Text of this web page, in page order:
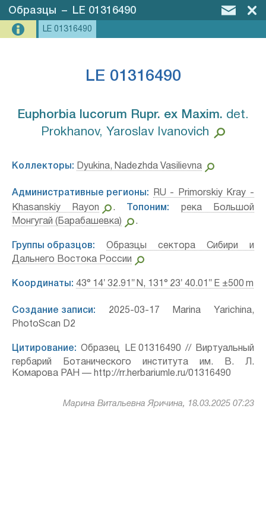
Образцы – LE 01316490
LE 01316490
LE 01316490
Euphorbia lucorum Rupr. ex Maxim.⁣ det.
Prokhanov, Yaroslav Ivanovich
Коллекторы: Dyukina, Nadezhda Vasilievna
Административные регионы:
RU - Primorskiy Kray -
Khasanskiy Rayon
. Топоним:
река Большой
Монгугай (Барабашевка)
.
Группы образцов:
Образцы сектора Сибири и
Дальнего Востока России
Координаты: 43° 14′ 32.91″ N, 131° 23′ 40.01″ E ±500 m
Создание записи: 2025-03-17 Marina Yarichina,
PhotoScan D2
Цитирование: Образец LE 01316490 // Виртуальный
гербарий Ботанического института им. В. Л.
Комарова РАН — http://rr.herbariumle.ru/01316490
Марина Витальевна Яричина, 18.03.2025 07:23